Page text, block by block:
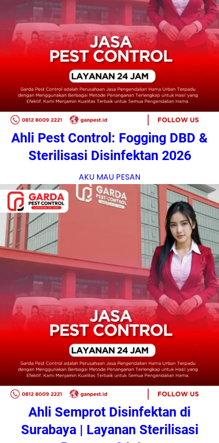
Ahli Pest Control: Fogging DBD &
Sterilisasi Disinfektan 2026
AKU MAU PESAN
Ahli Semprot Disinfektan di
Surabaya | Layanan Sterilisasi